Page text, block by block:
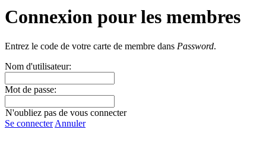
Connexion pour les membres
Entrez le code de votre carte de membre dans Password.
Nom d'utilisateur:
Mot de passe:
N'oubliez pas de vous connecter
Se connecter Annuler